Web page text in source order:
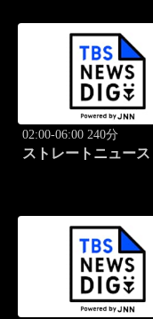
02:00-06:00 240分
ストレートニュース